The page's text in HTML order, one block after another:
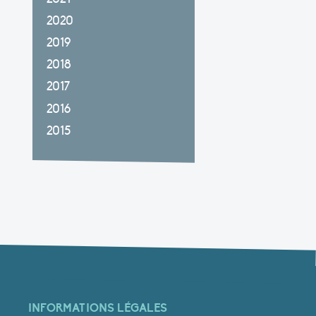
2020
2019
2018
2017
2016
2015
INFORMATIONS LÉGALES